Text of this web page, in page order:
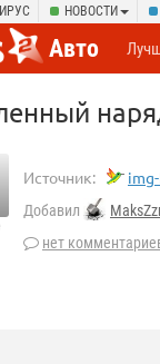
НОВОСТИ
Авто
Источник:
Добавил
нет